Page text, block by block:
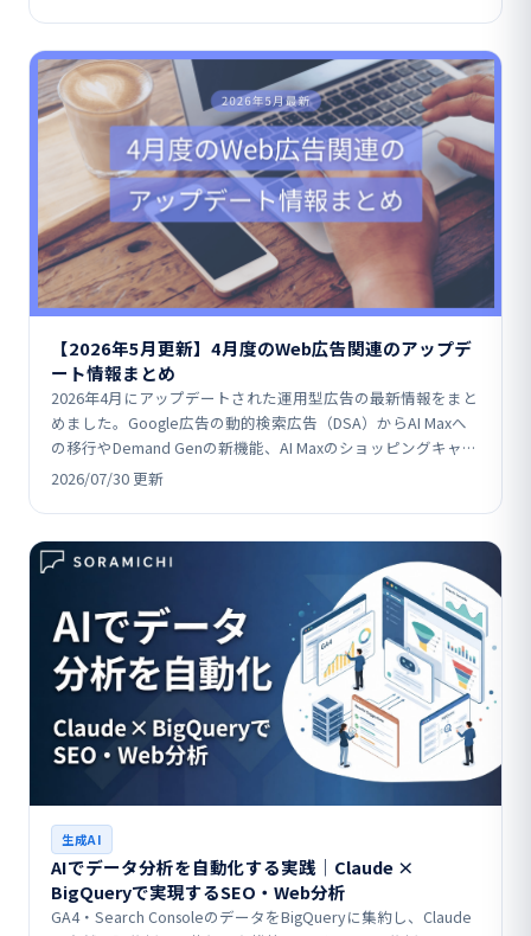
【2026年5月更新】4月度のWeb広告関連のアップデ
ート情報まとめ
2026年4月にアップデートされた運用型広告の最新情報をまと
めました。Google広告の動的検索広告（DSA）からAI Maxへ
の移行やDemand Genの新機能、AI Maxのショッピングキャン
ペーン拡張、LINEヤ…
2026/07/30 更新
生成AI
AIでデータ分析を自動化する実践│Claude ×
BigQueryで実現するSEO・Web分析
GA4・Search ConsoleのデータをBigQueryに集約し、Claude